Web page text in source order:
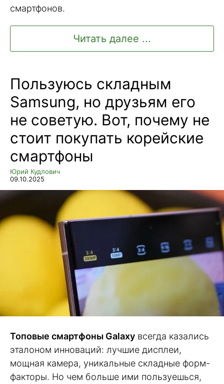
смартфонов.
Читать далее ...
Пользуюсь складным
Samsung, но друзьям его
не советую. Вот, почему не
стоит покупать корейские
смартфоны
Юрий Кудлович
09.10.2025
Топовые смартфоны Galaxy всегда казались
эталоном инноваций: лучшие дисплеи,
мощная камера, уникальные складные форм-
факторы. Но чем больше ими пользуешься,